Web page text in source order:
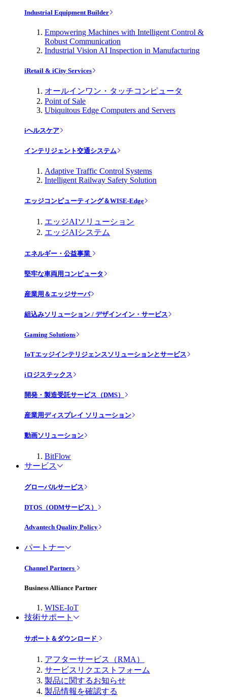
Industrial Equipment Builder
Empowering Machines with Intelligent Control &
Robust Communication
Industrial Vision AI Inspection in Manufacturing
iRetail & iCity Services
オールインワン・タッチコンピュータ
Point of Sale
Ubiquitous Edge Computers and Servers
iヘルスケア
インテリジェント交通システム
Adaptive Traffic Control Systems
Intelligent Railway Safety Solution
エッジコンピューティング＆WISE-Edge
エッジAIソリューション
エッジAIシステム
エネルギー・公益事業
堅牢な車両用コンピュータ
産業用＆エッジサーバ
組込みソリューション / デザインイン・サービス
Gaming Solutions
IoTエッジインテリジェンスソリューションとサービス
iロジステックス
開発・製造受託サービス（DMS）
産業用ディスプレイ ソリューション
動画ソリューション
BitFlow
サービス
グローバルサービス
DTOS（ODMサービス）
Advantech Quality Policy
パートナー
Channel Partners
Business Alliance Partner
WISE-IoT
技術サポート
サポート＆ダウンロード
アフターサービス（RMA）
サービスリクエストフォーム
製品に関するお知らせ
製品情報を確認する